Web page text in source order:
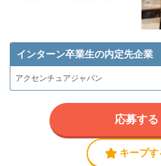
インターン卒業生の内定先企業
アクセンチュアジャパン
キープす
応募する